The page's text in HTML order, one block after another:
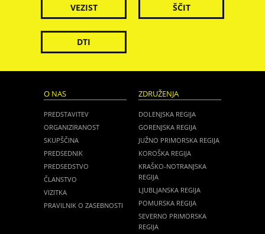
VEZIST ŠČIT
DTI
O NAS
PREDSTAVITEV
ORGANIZIRANOST
SKUPŠČINA
PREDSEDNIK
PREDSEDSTVO
ČLANSTVO
VIZITKA
PRAVILNIK O ZASEBNOSTI
ZDRUŽENJA
DOLENJSKA REGIJA
GORENJSKA REGIJA
JUŽNO PRIMORSKA REGIJA
KOROŠKA REGIJA
KRAŠKO-NOTRANJSKA
REGIJA
LJUBLJANSKA REGIJA
POMURSKA REGIJA
SEVERNO PRIMORSKA
REGIJA